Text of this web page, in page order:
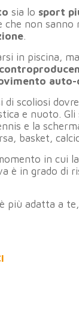
sia lo sport
che non
.
in piscina,
di scoliosi
e nuoto.
e la
basket,
in cui
è in grado di
più adatta a te,